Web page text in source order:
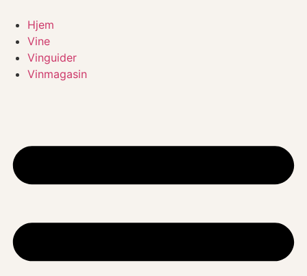
indhold
Hjem
Vine
Vinguider
Vinmagasin